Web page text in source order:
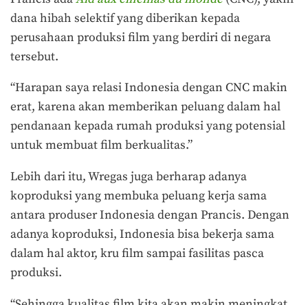
dana hibah selektif yang diberikan kepada
perusahaan produksi film yang berdiri di negara
tersebut.
“Harapan saya relasi Indonesia dengan CNC makin
erat, karena akan memberikan peluang dalam hal
pendanaan kepada rumah produksi yang potensial
untuk membuat film berkualitas.”
Lebih dari itu, Wregas juga berharap adanya
koproduksi yang membuka peluang kerja sama
antara produser Indonesia dengan Prancis. Dengan
adanya koproduksi, Indonesia bisa bekerja sama
dalam hal aktor, kru film sampai fasilitas pasca
produksi.